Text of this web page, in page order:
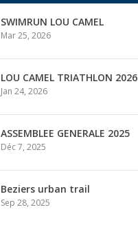
SWIMRUN LOU CAMEL
Mar 25, 2026
LOU CAMEL TRIATHLON 2026
Jan 24, 2026
ASSEMBLEE GENERALE 2025
Déc 7, 2025
Beziers urban trail
Sep 28, 2025